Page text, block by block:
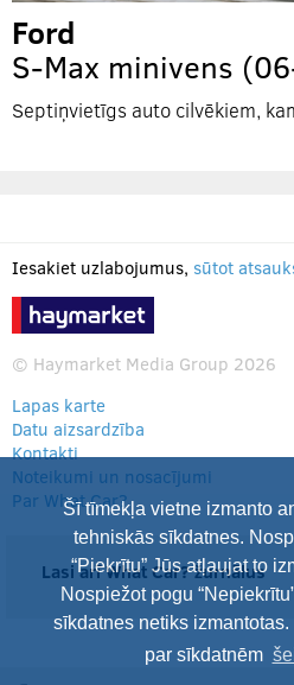
Šī tīmekļa vietne izmanto
tehniskās sīkdatnes.
“Piekrītu” Jūs atļaujat to
Nospiežot pogu
sīkdatnes netiks
par sīkdatnēm
Ford
S-Max minivens
Septiņvietīgs auto cilvēkiem,
Iesakiet uzlabojumus, sūtot
© Haymarket Media Group 2026
Lapas karte
Datu aizsardzība
Kontakti
Noteikumi un nosacījumi
Par What Car?
Lasi arī What Car? žurnālus